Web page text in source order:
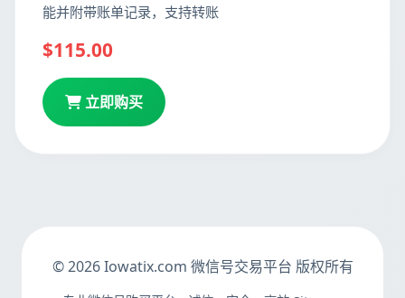
能并附带账单记录，支持转账
$115.00
立即购买
© 2026 Iowatix.com 微信号交易平台 版权所有